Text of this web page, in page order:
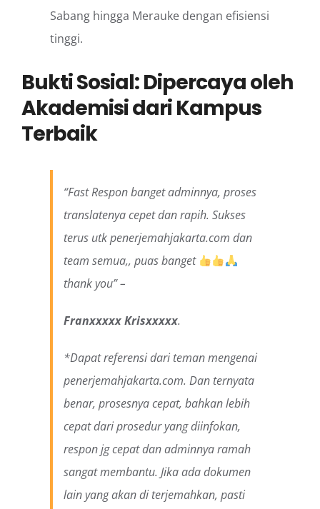
Sabang hingga Merauke dengan efisiensi
tinggi.
Bukti Sosial: Dipercaya oleh
Akademisi dari Kampus
Terbaik
“Fast Respon banget adminnya, proses
translatenya cepet dan rapih. Sukses
terus utk penerjemahjakarta.com dan
team semua,, puas banget
thank you” –
Franxxxxx Krisxxxxx.
*Dapat referensi dari teman mengenai
penerjemahjakarta.com. Dan ternyata
benar, prosesnya cepat, bahkan lebih
cepat dari prosedur yang diinfokan,
respon jg cepat dan adminnya ramah
sangat membantu. Jika ada dokumen
lain yang akan di terjemahkan, pasti